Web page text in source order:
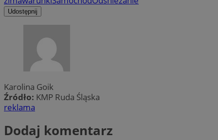
Udostępnij
Karolina Goik
Źródło: KMP Ruda Śląska
reklama
Dodaj komentarz